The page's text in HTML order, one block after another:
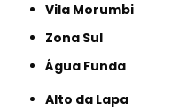
Vila Morumbi
Zona Sul
Água Funda
Alto da Lapa